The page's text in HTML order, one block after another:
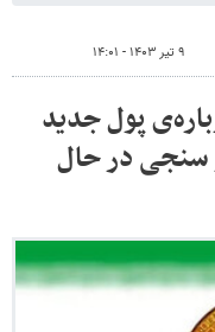
۹ تیر ۱۴۰۳ - ۱۴:۰۱
پول جدید
سنجی در حال